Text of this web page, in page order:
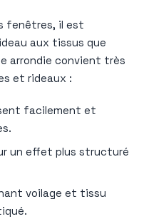
fenêtres, il est
aux tissus que
arrondie convient très
et rideaux :
facilement et
un effet plus structuré
voilage et tissu